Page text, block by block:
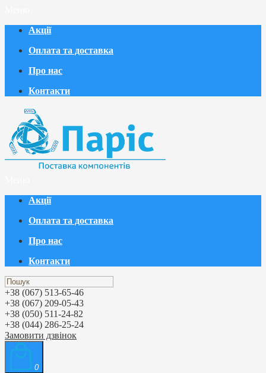
Акції
Оплата та доставка
Про нас
Контакти
Акції
Оплата та доставка
Про нас
Контакти
+38 (067) 513-65-46
+38 (067) 209-05-43
+38 (050) 511-24-82
+38 (044) 286-25-24
Замовити дзвінок
0